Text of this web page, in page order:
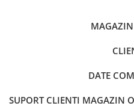
DATE
SUPORT CLIENTI MAGAZIN